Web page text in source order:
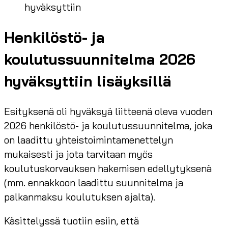
hyväksyttiin
Henkilöstö- ja
koulutussuunnitelma 2026
hyväksyttiin lisäyksillä
Esityksenä oli hyväksyä liitteenä oleva vuoden
2026 henkilöstö- ja koulutussuunnitelma, joka
on laadittu yhteistoimintamenettelyn
mukaisesti ja jota tarvitaan myös
koulutuskorvauksen hakemisen edellytyksenä
(mm. ennakkoon laadittu suunnitelma ja
palkanmaksu koulutuksen ajalta).
Käsittelyssä tuotiin esiin, että